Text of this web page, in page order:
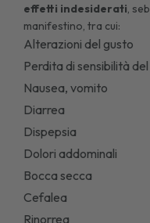
effetti indesiderati,
manifestino, tra cui:
Alterazioni del gusto
Perdita di sensibilità
Nausea, vomito
Diarrea
Dispepsia
Dolori addominali
Bocca secca
Cefalea
Rinorrea